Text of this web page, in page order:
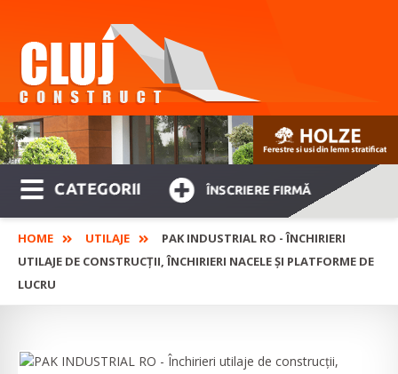
CATEGORII ÎNSCRIERE FIRMĂ
HOME UTILAJE
PAK INDUSTRIAL RO - ÎNCHIRIERI
UTILAJE DE CONSTRUCȚII, ÎNCHIRIERI NACELE ȘI PLATFORME DE
LUCRU